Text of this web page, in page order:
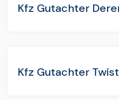
Kfz Gutachter
Kfz Gutachter